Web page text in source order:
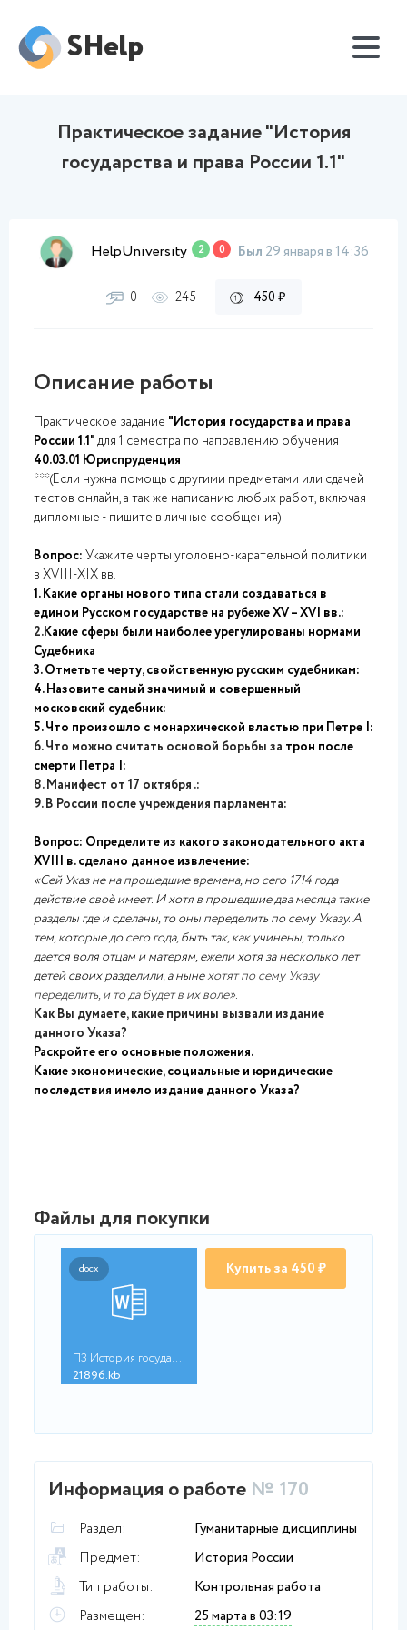
SHelp
Практическое задание "История
государства и права России 1.1"
HelpUniversity 2 0 Был 29 января в 14:36
0 245 450 ₽
Описание работы
Практическое задание "История государства и права
России 1.1"для 1 семестра по направлению обучения
40.03.01 Юриспруденция
***(Если нужна помощь с другими предметами или сдачей
тестов онлайн, а так же написанию любых работ, включая
дипломные - пишите в личные сообщения)
Вопрос: Укажите черты уголовно-карательной политики
в XVIII-XIX вв.
1. Какие органы нового типа стали создаваться в
едином Русском государстве на рубеже XV – XVI вв.:
2.Какие сферы были наиболее урегулированы нормами
Судебника
3. Отметьте черту, свойственную русским судебникам:
4. Назовите самый значимый и совершенный
московский судебник:
5. Что произошло с монархической властью при Петре I:
6. Что можно считать основой борьбы за трон после
смерти Петра I:
8. Манифест от 17 октября .:
9. В России после учреждения парламента:
Вопрос: Определите из какого законодательного акта
XVIII в. сделано данное извлечение:
«Сей Указ не на прошедшие времена, но сего 1714 года
действие своѐ имеет. И хотя в прошедшие два месяца такие
разделы где и сделаны, то оны переделить по сему Указу. А
тем, которые до сего года, быть так, как учинены, только
дается воля отцам и матерям, ежели хотя за несколько лет
детей своих разделили, а нынехотят по сему Указу
переделить, и то да будет в их воле».
Как Вы думаете, какие причины вызвали издание
данного Указа?
Раскройте его основные положения.
Какие экономические, социальные и юридические
последствия имело издание данного Указа?
Файлы для покупки
docx
ПЗ История государст...
21896.kb
Купить за 450 ₽
Информация о работе № 170
Раздел:
Гуманитарные дисциплины
Предмет:
История России
Тип работы:
Контрольная работа
Размещен:
25 марта в 03:19